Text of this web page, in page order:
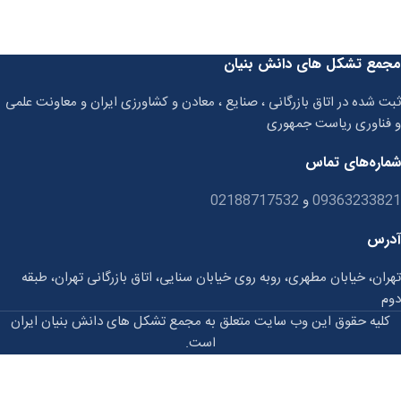
مجمع تشکل های دانش بنیان
ثبت شده در اتاق بازرگانی ، صنایع ، معادن و کشاورزی ایران و معاونت علمی
و فناوری ریاست جمهوری
شماره‌های تماس
09363233821و 02188717532
آدرس
تهران، خیابان مطهری، روبه روی خیابان سنایی، اتاق بازرگانی تهران، طبقه
دوم
کلیه حقوق این وب سایت متعلق به مجمع تشکل های دانش بنیان ایران
است.